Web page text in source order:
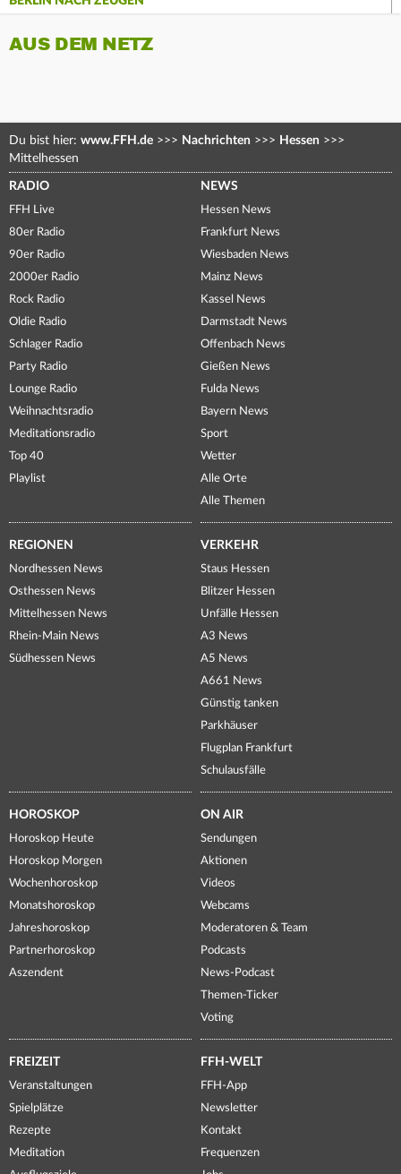
AUS DEM NETZ
Du bist hier: www.FFH.de >>> Nachrichten >>> Hessen >>>
Mittelhessen
RADIO
FFH Live
80er Radio
90er Radio
2000er Radio
Rock Radio
Oldie Radio
Schlager Radio
Party Radio
Lounge Radio
Weihnachtsradio
Meditationsradio
Top 40
Playlist
NEWS
Hessen News
Frankfurt News
Wiesbaden News
Mainz News
Kassel News
Darmstadt News
Offenbach News
Gießen News
Fulda News
Bayern News
Sport
Wetter
Alle Orte
Alle Themen
REGIONEN
Nordhessen News
Osthessen News
Mittelhessen News
Rhein-Main News
Südhessen News
VERKEHR
Staus Hessen
Blitzer Hessen
Unfälle Hessen
A3 News
A5 News
A661 News
Günstig tanken
Parkhäuser
Flugplan Frankfurt
Schulausfälle
HOROSKOP
Horoskop Heute
Horoskop Morgen
Wochenhoroskop
Monatshoroskop
Jahreshoroskop
Partnerhoroskop
Aszendent
ON AIR
Sendungen
Aktionen
Videos
Webcams
Moderatoren & Team
Podcasts
News-Podcast
Themen-Ticker
Voting
FREIZEIT
Veranstaltungen
Spielplätze
Rezepte
Meditation
FFH-WELT
FFH-App
Newsletter
Kontakt
Frequenzen